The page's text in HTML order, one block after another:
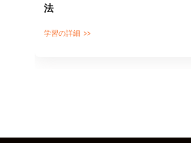
法
学習の詳細